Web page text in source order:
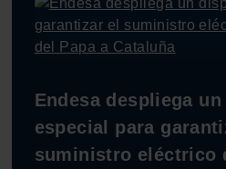
Endesa despliega
especial para
suministro eléctrico